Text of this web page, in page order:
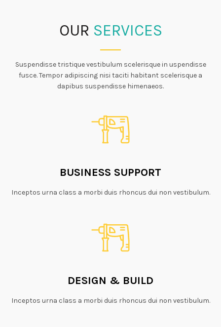
OUR SERVICES
Suspendisse tristique vestibulum scelerisque in uspendisse
fusce. Tempor adipiscing nisi taciti habitant scelerisque a
dapibus suspendisse himenaeos.
BUSINESS SUPPORT
Inceptos urna class a morbi duis rhoncus dui non vestibulum.
DESIGN & BUILD
Inceptos urna class a morbi duis rhoncus dui non vestibulum.